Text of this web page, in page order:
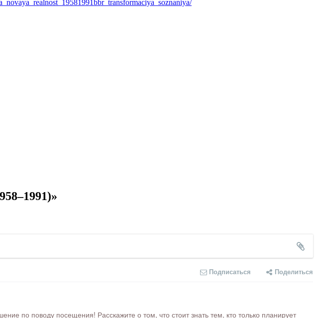
Подписаться Поделиться
по поводу посещения! Расскажите о том, что стоит знать тем, кто только планирует